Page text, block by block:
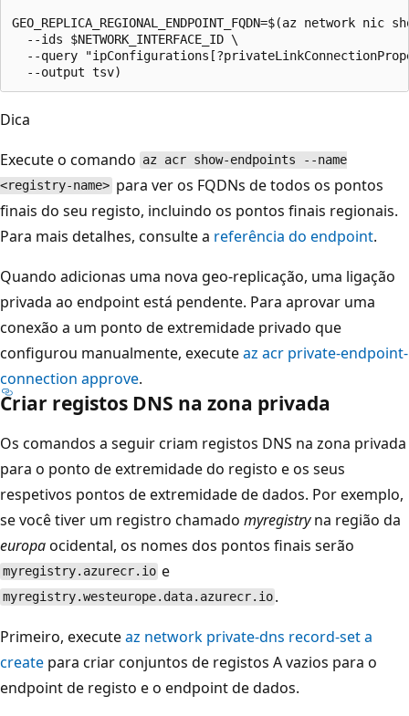
GEO_REPLICA_REGIONAL_ENDPOINT_FQDN=$(az network nic
  --ids $NETWORK_INTERFACE_ID \
--query
Dica
Execute o comando az acr show-endpoints --name
<registry-name> para ver os FQDNs de todos os pontos
finais do seu registo, incluindo os pontos finais regionais.
Para mais detalhes, consulte a referência do endpoint.
Quando adicionas uma nova geo-replicação, uma ligação
privada ao endpoint está pendente. Para aprovar uma
conexão a um ponto de extremidade privado que
configurou manualmente, executeaz acr private-endpoint-
connection approve.
Criar registos DNS na zona privada
Os comandos a seguir criam registos DNS na zona privada
para o ponto de extremidade do registo e os seus
respetivos pontos de extremidade de dados. Por exemplo,
se você tiver um registro chamado myregistryna região da
europaocidental, os nomes dos pontos finais serão
myregistry.azurecr.io e
myregistry.westeurope.data.azurecr.io .
Primeiro, executeaz network private-dns record-set a
create para criar conjuntos de registos A vazios para o
endpoint de registo e o endpoint de dados.